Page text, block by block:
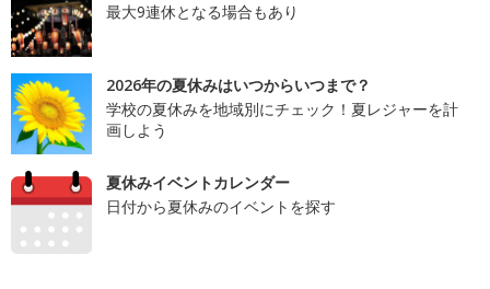
最大9連休となる場合もあり
2026年の夏休みはいつからいつまで？
学校の夏休みを地域別にチェック！夏レジャーを計
画しよう
夏休みイベントカレンダー
日付から夏休みのイベントを探す